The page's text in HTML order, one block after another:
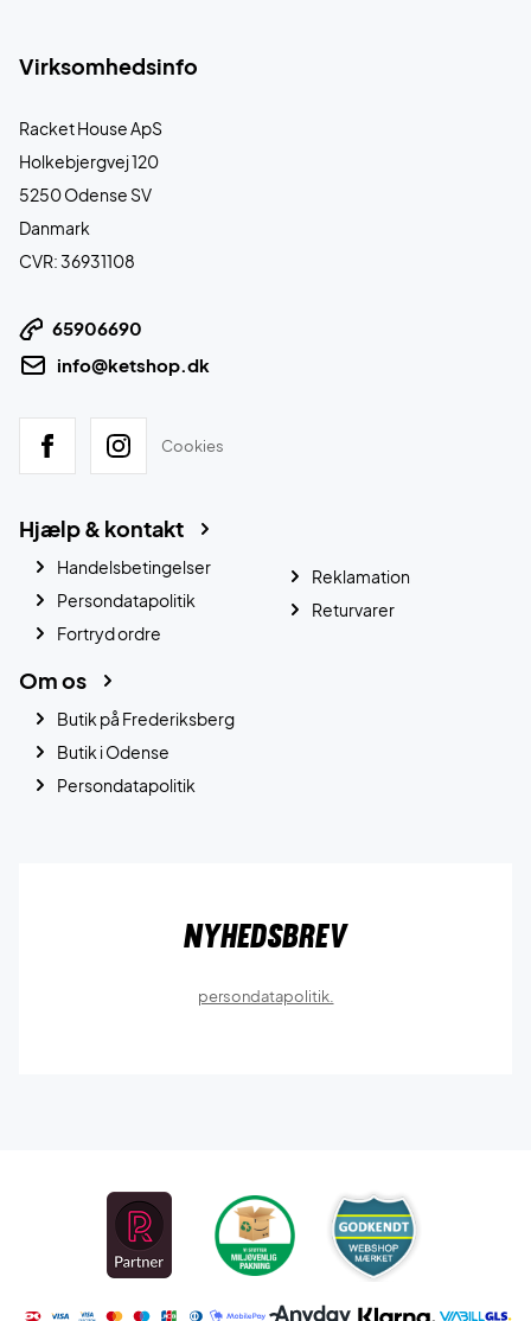
Virksomhedsinfo
Racket House ApS
Holkebjergvej 120
5250 Odense SV
Danmark
CVR: 36931108
65906690
info@ketshop.dk
Cookies
Hjælp & kontakt
Handelsbetingelser
Persondatapolitik
Fortryd ordre
Reklamation
Returvarer
Om os
Butik på Frederiksberg
Butik i Odense
Persondatapolitik
Nyhedsbrev
persondatapolitik.